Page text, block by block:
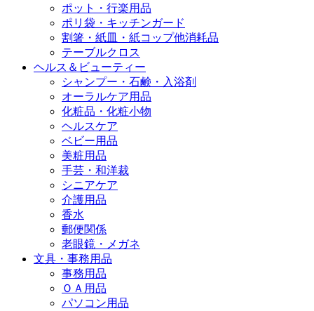
ポット・行楽用品
ポリ袋・キッチンガード
割箸・紙皿・紙コップ他消耗品
テーブルクロス
ヘルス＆ビューティー
シャンプー・石鹸・入浴剤
オーラルケア用品
化粧品・化粧小物
ヘルスケア
ベビー用品
美粧用品
手芸・和洋裁
シニアケア
介護用品
香水
郵便関係
老眼鏡・メガネ
文具・事務用品
事務用品
ＯＡ用品
パソコン用品